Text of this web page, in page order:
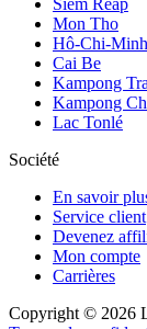
Mon Tho
Hô-Chi-
Cai Be
Kampong
Kampong
Lac Tonlé
Société
En savoir
Service client
Devenez
Mon compte
Carrières
Copyright © 2026